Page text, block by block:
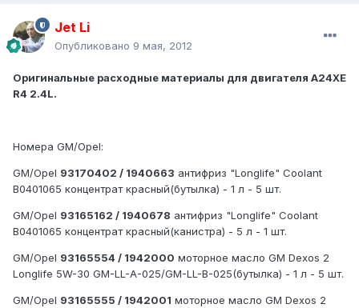
Jet Li
Опубликовано 9 мая, 2012
Оригинальные расходные материалы для двигателя A24XE
R4 2.4L.
Номера GM/Opel:
GM/Opel 93170402 / 1940663 антифриз "Longlife" Coolant
B0401065 концентрат красный(бутылка) - 1 л - 5 шт.
GM/Opel 93165162 / 1940678 антифриз "Longlife" Coolant
B0401065 концентрат красный(канистра) - 5 л - 1 шт.
GM/Opel 93165554 / 1942000 моторное масло GM Dexos 2
Longlife 5W-30 GM-LL-A-025/GM-LL-B-025(бутылка) - 1 л - 5 шт.
GM/Opel 93165555 / 1942001 моторное масло GM Dexos 2